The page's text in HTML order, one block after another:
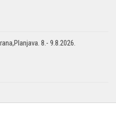
8.- 9.8.2026.